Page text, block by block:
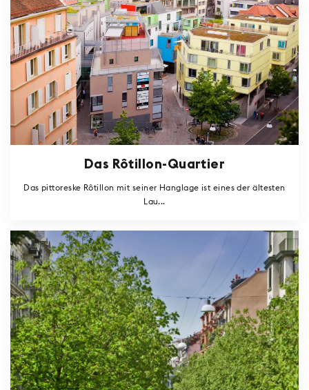
Das Rôtillon-Quartier
Das pittoreske Rôtillon mit seiner Hanglage ist eines der ältesten
Lau...